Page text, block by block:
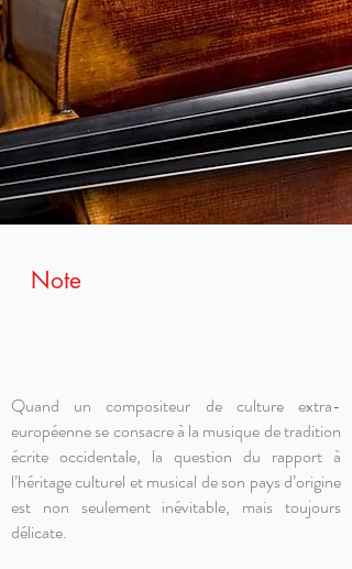
Note
Quand un compositeur de culture extra-
européenne se consacre à la musique de tradition
écrite occidentale, la question du rapport à
l’héritage culturel et musical de son pays d’origine
est non seulement inévitable, mais toujours
délicate.